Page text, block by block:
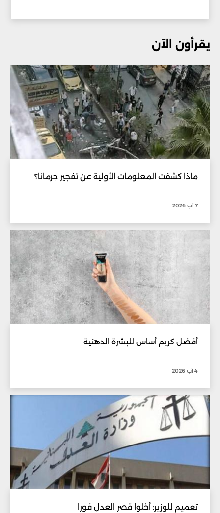
يقرأون الآن
ماذا كشفت المعلومات الأولية عن تفجير جرمانا؟
7 آب 2026
أفضل كريم أساس للبشرة الدهنية
4 آب 2026
تعميم للوزير: أخلوا قصر العدل فوراً